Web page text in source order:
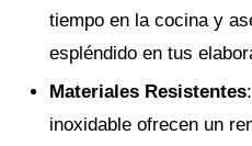
tiempo en la cocina y
espléndido en tus
Materiales Resistentes
inoxidable ofrecen un